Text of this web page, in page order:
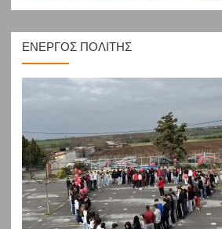
ΕΝΕΡΓΟΣ ΠΟΛΙΤΗΣ